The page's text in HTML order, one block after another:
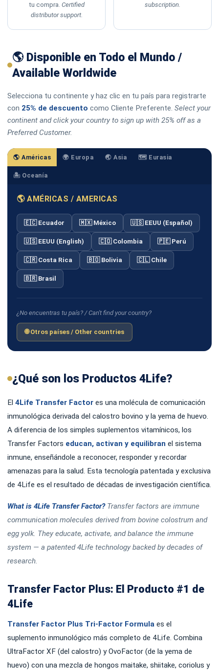
tu compra. Certified
distributor support.
subscription.
🌎 Disponible en Todo el Mundo /
Available Worldwide
Selecciona tu continente y haz clic en tu país para registrarte
con 25% de descuento como Cliente Preferente. Select your
continent and click your country to sign up with 25% off as a
Preferred Customer.
🌎 Américas 🌍 Europa 🌏 Asia 🗺️ Eurasia
🏝️ Oceanía
🌎 AMÉRICAS / AMERICAS
🇪🇨 Ecuador 🇲🇽 México 🇺🇸 EEUU (Español)
🇺🇸 EEUU (English) 🇨🇴 Colombia 🇵🇪 Perú
🇨🇷 Costa Rica 🇧🇴 Bolivia 🇨🇱 Chile
🇧🇷 Brasil
¿No encuentras tu país? / Can't find your country?
🌐 Otros países / Other countries
¿Qué son los Productos 4Life?
El 4Life Transfer Factor es una molécula de comunicación
inmunológica derivada del calostro bovino y la yema de huevo.
A diferencia de los simples suplementos vitamínicos, los
Transfer Factors educan, activan y equilibran el sistema
inmune, enseñándole a reconocer, responder y recordar
amenazas para la salud. Esta tecnología patentada y exclusiva
de 4Life es el resultado de décadas de investigación científica.
What is 4Life Transfer Factor?Transfer factors are immune
communication molecules derived from bovine colostrum and
egg yolk. They educate, activate, and balance the immune
system — a patented 4Life technology backed by decades of
research.
Transfer Factor Plus: El Producto #1 de
4Life
Transfer Factor Plus Tri-Factor Formula es el
suplemento inmunológico más completo de 4Life. Combina
UltraFactor XF (del calostro) y OvoFactor (de la yema de
huevo) con una mezcla de hongos maitake, shiitake, coriolus y